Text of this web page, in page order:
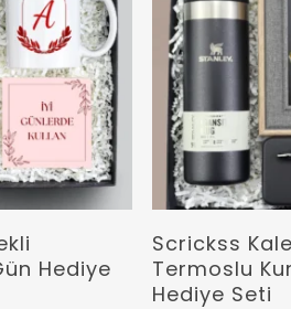
Oku
Hediye
Scrickss
Termoslu
Hediye Seti